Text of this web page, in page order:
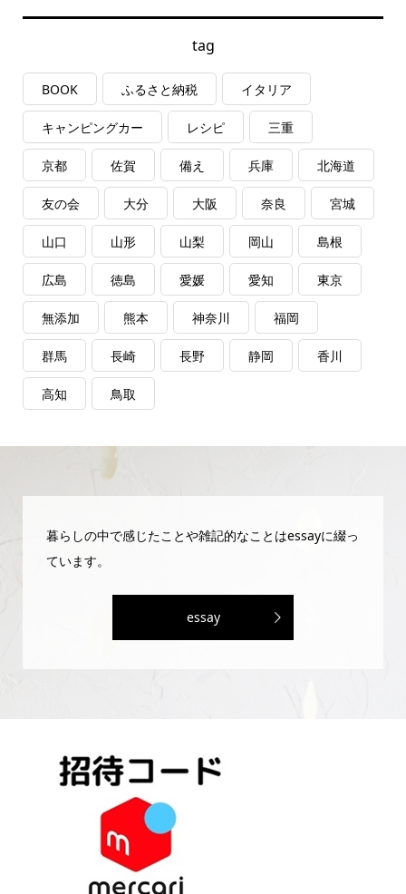
tag
BOOK ふるさと納税 イタリア
キャンピングカー レシピ 三重
京都 佐賀 備え 兵庫 北海道
友の会 大分 大阪 奈良 宮城
山口 山形 山梨 岡山 島根
広島 徳島 愛媛 愛知 東京
無添加 熊本 神奈川 福岡
群馬 長崎 長野 静岡 香川
高知 鳥取
暮らしの中で感じたことや雑記的なことはessayに綴っ
ています。
essay